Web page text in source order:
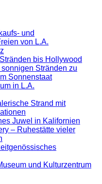
und
von L.A.
bis Hollywood
Stränden zu
Sonnenstaat
in L.A.
Strand mit
Juwel in Kalifornien
– Ruhestätte vieler
und Kulturzentrum